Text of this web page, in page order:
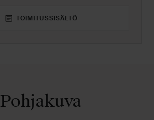
TOIMITUSSISÄLTÖ
Pohjakuva